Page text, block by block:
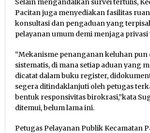
Selain mengandalkan survei tertulis,
Pacitan juga menyediakan fasilitas
konsultasi dan pengaduan yang
pelayanan umum demi menjaga privasi
“Mekanisme penanganan keluhan pun
sistematis, di mana setiap aduan yang
dicatat dalam buku register,
segera ditindaklanjuti oleh petugas
bentuk responsivitas birokrasi,”kata
ditemui, belum lama ini.
Petugas Pelayanan Publik Kecamatan